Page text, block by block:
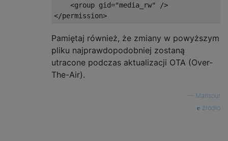
    <group gid="media_rw" />
Pamiętaj również, że zmiany w powyższym
pliku najprawdopodobniej zostaną
utracone podczas aktualizacji OTA (Over-
The-Air).
Mansour
źródło